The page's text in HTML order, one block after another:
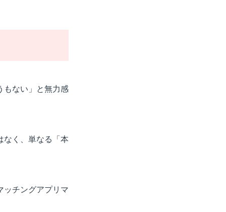
もない」と無力感
なく、単なる「本
ッチングアプリマ